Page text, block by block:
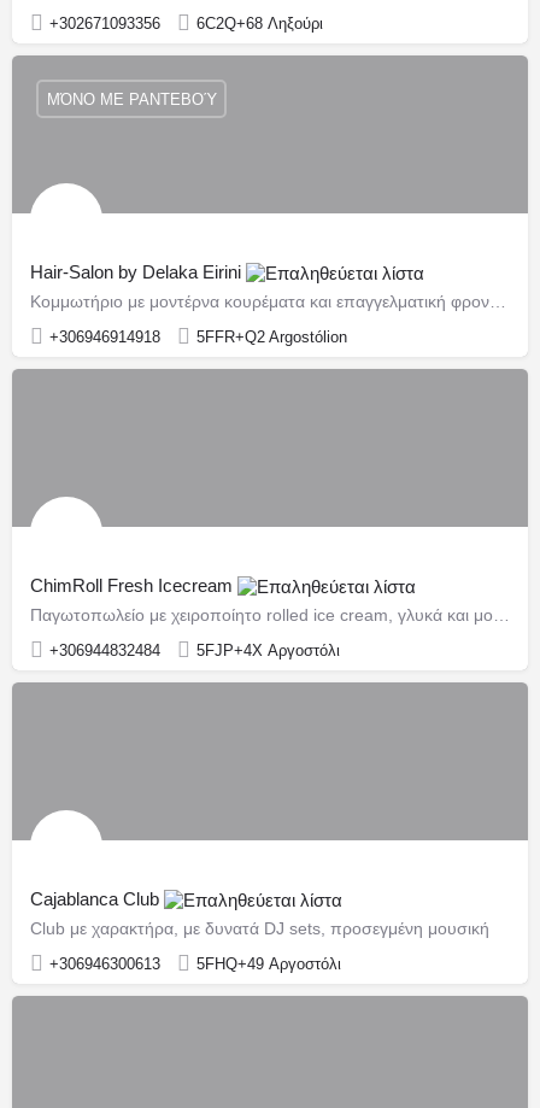
+302671093356 6C2Q+68 Ληξούρι
Hair-Salon by Delaka Eirini
Κομμωτήριο με μοντέρνα κουρέματα και επαγγελματική φροντίδα μαλλιών.
+306946914918 5FFR+Q2 Argostólion
ΜΌΝΟ ΜΕ ΡΑΝΤΕΒΟΎ
ChimRoll Fresh Icecream
Παγωτοπωλείο με χειροποίητο rolled ice cream, γλυκά και μοντέρνες γεύσεις.
+306944832484 5FJP+4X Αργοστόλι
Cajablanca Club
Club με χαρακτήρα, με δυνατά DJ sets, προσεγμένη μουσική
+306946300613 5FHQ+49 Αργοστόλι